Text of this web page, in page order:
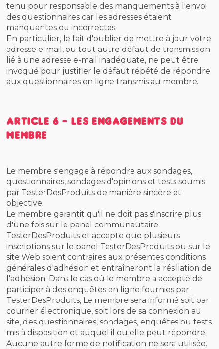
tenu pour responsable des manquements à l'envoi
des questionnaires car les adresses étaient
manquantes ou incorrectes.
En particulier, le fait d'oublier de mettre à jour votre
adresse e-mail, ou tout autre défaut de transmission
lié à une adresse e-mail inadéquate, ne peut être
invoqué pour justifier le défaut répété de répondre
aux questionnaires en ligne transmis au membre.
Article 6 - Les engagements du
membre
Le membre s'engage à répondre aux sondages,
questionnaires, sondages d'opinions et tests soumis
par TesterDesProduits de manière sincère et
objective.
Le membre garantit qu'il ne doit pas s'inscrire plus
d'une fois sur le panel communautaire
TesterDesProduits et accepte que plusieurs
inscriptions sur le panel TesterDesProduits ou sur le
site Web soient contraires aux présentes conditions
générales d'adhésion et entraîneront la résiliation de
l'adhésion. Dans le cas où le membre a accepté de
participer à des enquêtes en ligne fournies par
TesterDesProduits, Le membre sera informé soit par
courrier électronique, soit lors de sa connexion au
site, des questionnaires, sondages, enquêtes ou tests
mis à disposition et auquel il ou elle peut répondre.
Aucune autre forme de notification ne sera utilisée.